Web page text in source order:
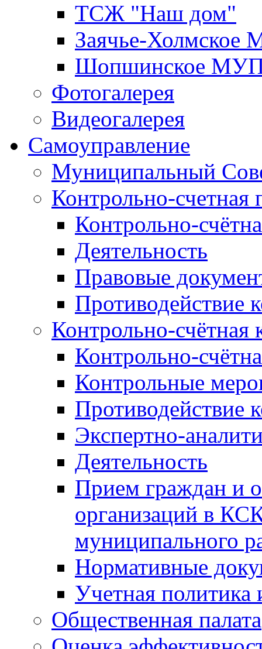
ТСЖ "Наш дом"
Заячье-
Шопшинское
Фотогалерея
Видеогалерея
Самоуправление
Муниципальный
Контрольно-счетная
Контрольно-
Деятельность
Правовые
Противодействие
Контрольно-счётная
Контрольно-
Контрольные
Противодействие
Экспертно-
Деятельность
Прием граждан и
организаций в
муниципального
Нормативные
Учетная политика
Общественная палата